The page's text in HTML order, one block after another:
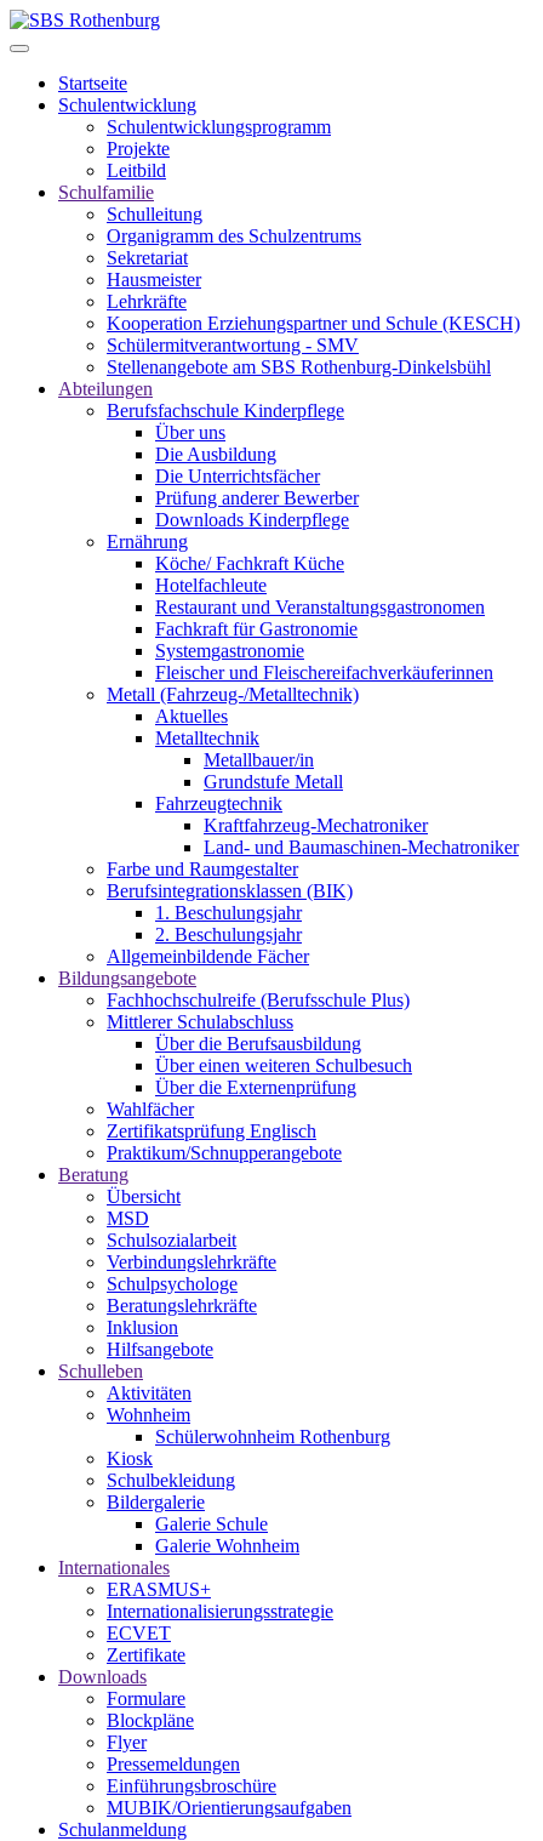
Startseite
Schulentwicklung
Schulentwicklungsprogramm
Projekte
Leitbild
Schulfamilie
Schulleitung
Organigramm des Schulzentrums
Sekretariat
Hausmeister
Lehrkräfte
Kooperation Erziehungspartner und Schule (KESCH)
Schülermitverantwortung - SMV
Stellenangebote am SBS Rothenburg-Dinkelsbühl
Abteilungen
Berufsfachschule Kinderpflege
Über uns
Die Ausbildung
Die Unterrichtsfächer
Prüfung anderer Bewerber
Downloads Kinderpflege
Ernährung
Köche/ Fachkraft Küche
Hotelfachleute
Restaurant und Veranstaltungsgastronomen
Fachkraft für Gastronomie
Systemgastronomie
Fleischer und Fleischereifachverkäuferinnen
Metall (Fahrzeug-/Metalltechnik)
Aktuelles
Metalltechnik
Metallbauer/in
Grundstufe Metall
Fahrzeugtechnik
Kraftfahrzeug-Mechatroniker
Land- und Baumaschinen-Mechatroniker
Farbe und Raumgestalter
Berufsintegrationsklassen (BIK)
1. Beschulungsjahr
2. Beschulungsjahr
Allgemeinbildende Fächer
Bildungsangebote
Fachhochschulreife (Berufsschule Plus)
Mittlerer Schulabschluss
Über die Berufsausbildung
Über einen weiteren Schulbesuch
Über die Externenprüfung
Wahlfächer
Zertifikatsprüfung Englisch
Praktikum/Schnupperangebote
Beratung
Übersicht
MSD
Schulsozialarbeit
Verbindungslehrkräfte
Schulpsychologe
Beratungslehrkräfte
Inklusion
Hilfsangebote
Schulleben
Aktivitäten
Wohnheim
Schülerwohnheim Rothenburg
Kiosk
Schulbekleidung
Bildergalerie
Galerie Schule
Galerie Wohnheim
Internationales
ERASMUS+
Internationalisierungsstrategie
ECVET
Zertifikate
Downloads
Formulare
Blockpläne
Flyer
Pressemeldungen
Einführungsbroschüre
MUBIK/Orientierungsaufgaben
Schulanmeldung